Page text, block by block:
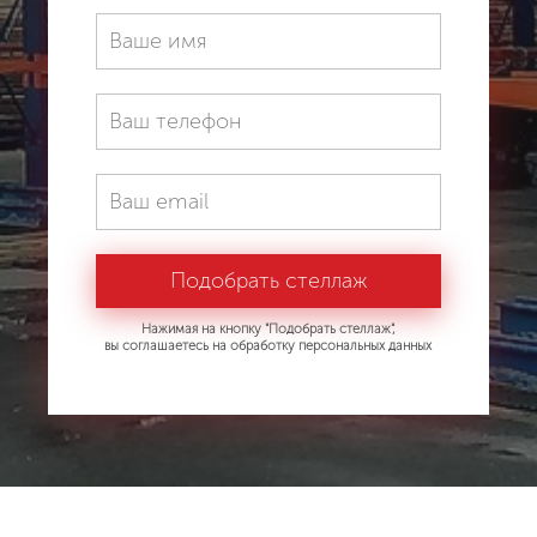
Нажимая на кнопку "Подобрать стеллаж",
вы соглашаетесь на обработку персональных данных